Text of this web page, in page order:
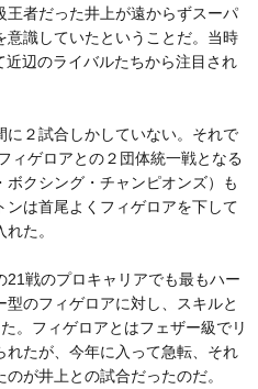
王者だった井上が遠からずスーパ
意識していたということだ。当時
辺のライバルたちから注目され
２試合しかしていない。それで
ィゲロアとの２団体統一戦となる
クシング・チャンピオンズ）も
は首尾よくフィゲロアを下して
た。
戦のプロキャリアでも最もハー
型のフィゲロアに対し、スキルと
。フィゲロアとはフェザー級でリ
れたが、今年に入って急転、それ
が井上との試合だったのだ。